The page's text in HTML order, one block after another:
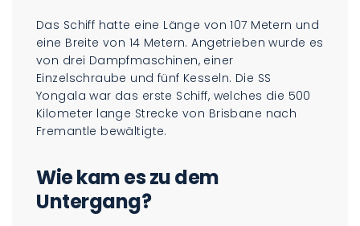
Das Schiff hatte eine Länge von 107 Metern und
eine Breite von 14 Metern. Angetrieben wurde es
von drei Dampfmaschinen, einer
Einzelschraube und fünf Kesseln. Die SS
Yongala war das erste Schiff, welches die 500
Kilometer lange Strecke von Brisbane nach
Fremantle bewältigte.
Wie kam es zu dem
Untergang?